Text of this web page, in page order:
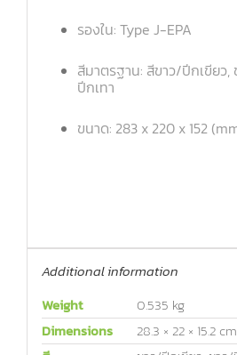
รองใน: Type J-EPA
สีมาตรฐาน: สีขาว/ปีกเขียว,
ปีกเทา
ขนาด: 283 x 220 x 152
Additional information
Weight
0.535 kg
Dimensions
28.3 × 22 × 15.2 cm